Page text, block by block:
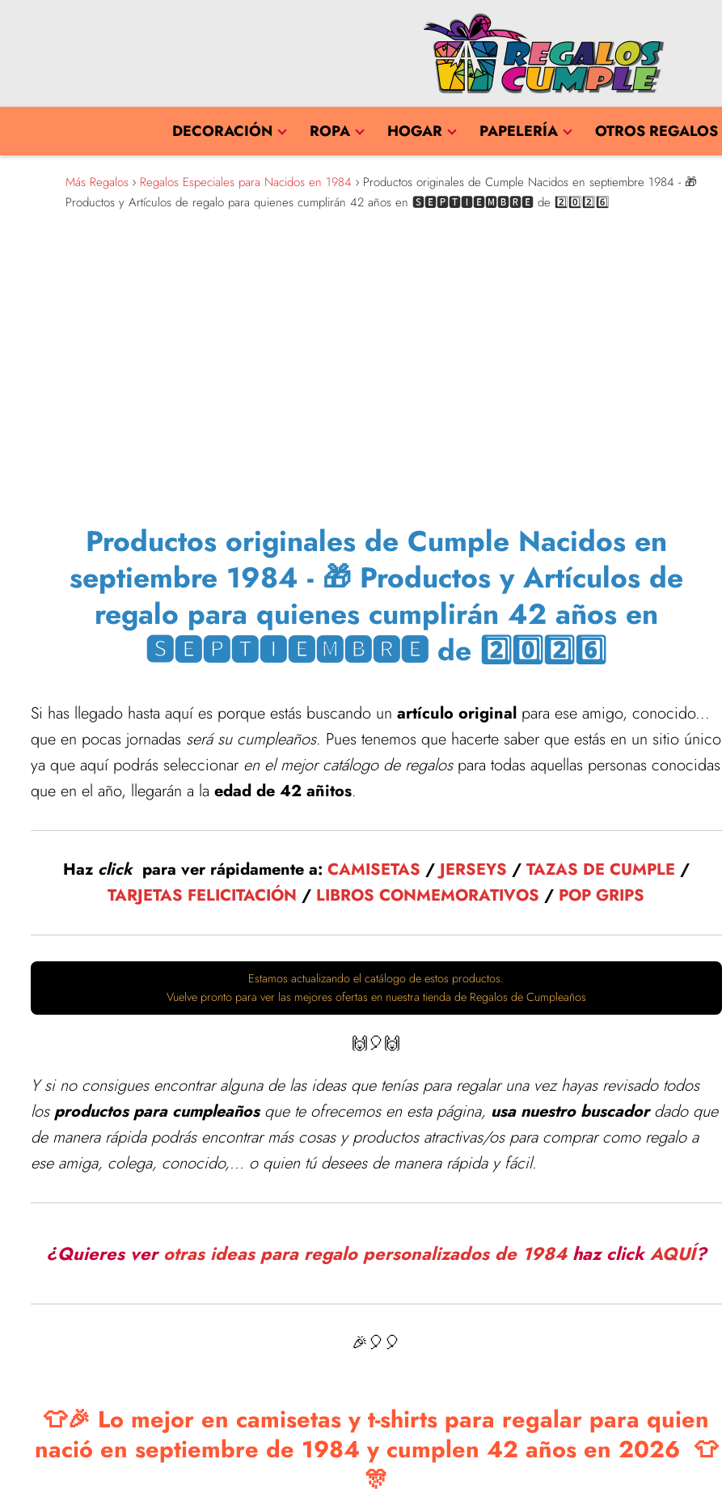
DECORACIÓN ROPA HOGAR PAPELERÍA OTROS REGALOS
Más Regalos Regalos Especiales para Nacidos en 1984
Productos originales de Cumple Nacidos en septiembre 1984 - 🎁
Productos y Artículos de regalo para quienes cumplirán 42 años en 🆂🅴🅿🆃🅸🅴🅼🅱🆁🅴 de 2️⃣0️⃣2️⃣6️⃣
Productos originales de Cumple Nacidos en
septiembre 1984 - 🎁 Productos y Artículos de
regalo para quienes cumplirán 42 años en
🆂🅴🅿🆃🅸🅴🅼🅱🆁🅴 de 2️⃣0️⃣2️⃣6️⃣
Si has llegado hasta aquí es porque estás buscando un artículo original para ese amigo, conocido...
que en pocas jornadas será su cumpleaños. Pues tenemos que hacerte saber que estás en un sitio único
ya que aquí podrás seleccionar en el mejor catálogo de regalospara todas aquellas personas conocidas
que en el año, llegarán a la edad de 42 añitos.
Haz click para ver rápidamente a: CAMISETAS /JERSEYS / TAZAS DE CUMPLE /
TARJETAS FELICITACIÓN / LIBROS CONMEMORATIVOS / POP GRIPS
Estamos actualizando el catálogo de estos productos.
Vuelve pronto para ver las mejores ofertas en nuestra tienda de Regalos de Cumpleaños
🙌🎈🙌
Y si no consigues encontrar alguna de las ideas que tenías para regalaruna vez hayas revisado todos
losproductos para cumpleañosque te ofrecemos en esta página, usa nuestro buscadordado que
de manera rápida podrás encontrar más cosas y productos atractivas/os para comprar como regalo a
ese amiga, colega, conocido,... o quien tú desees de manera rápida y fácil.
¿Quieres verotras ideas para regalo personalizados de 1984haz clickAQUÍ?
🎉🎈🎈
👕🎉 Lo mejor en camisetas y t-shirts para regalar para quien
nació en septiembre de 1984 y cumplen 42 años en 2026 👕
🎊